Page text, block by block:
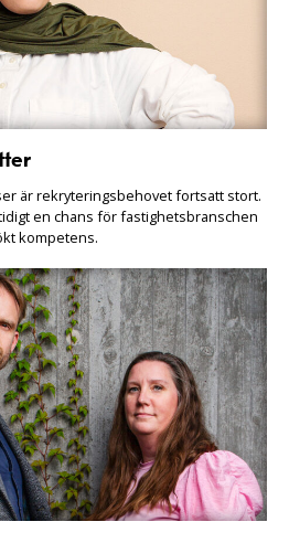
är rekryteringsbehovet fortsatt stort.
en chans för fastighetsbranschen
kompetens.